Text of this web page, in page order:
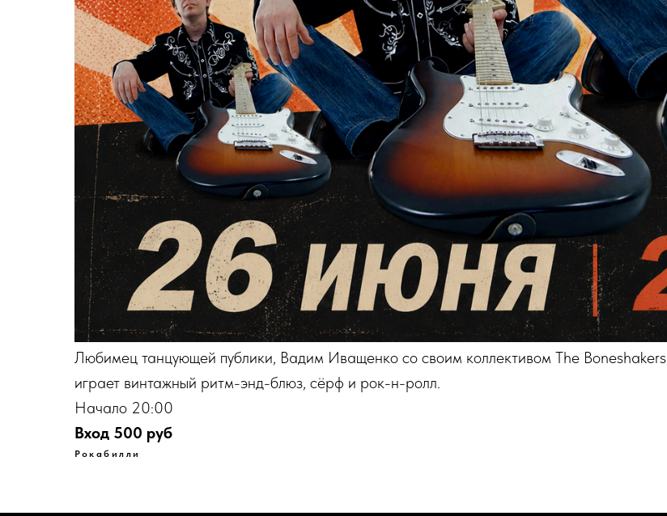
Любимец танцующей публики, Вадим Иващенко со своим коллективом The Boneshakers
играет винтажный ритм-энд-блюз, сёрф и рок-н-ролл.
Начало 20:00
Вход 500 руб
Рокабилли